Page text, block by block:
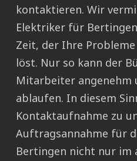
kontaktieren. Wir
Elektriker für
Zeit, der Ihre
löst. Nur so kann der
Mitarbeiter angenehm
ablaufen. In diesem
Kontaktaufnahme zu
Auftragsannahme für
Bertingen nicht nur im